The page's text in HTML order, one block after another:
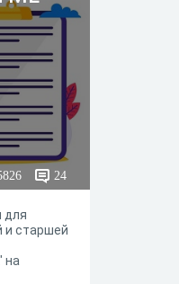
24
для
и старшей
на